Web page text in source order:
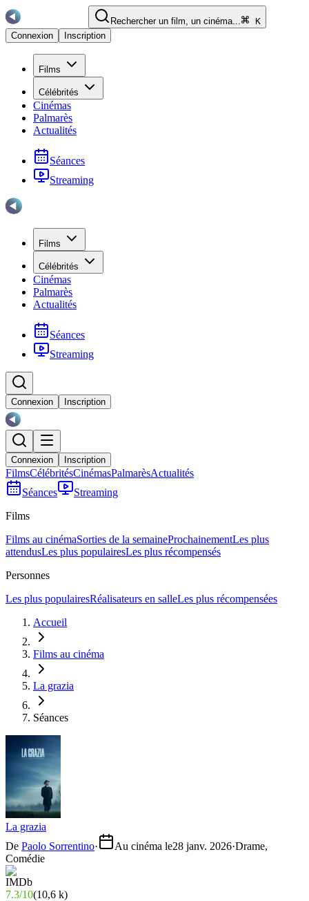
Rechercher un film, un cinéma...
K
Connexion
Inscription
Films
Célébrités
Cinémas
Palmarès
Actualités
Séances
Streaming
Films
Célébrités
Cinémas
Palmarès
Actualités
Séances
Streaming
Connexion Inscription
Connexion Inscription
FilmsCélébritésCinémasPalmarèsActualités
Séances
Streaming
Films
Films au cinémaSorties de la semaineProchainementLes plus
attendusLes plus populairesLes plus récompensés
Personnes
Les plus populairesRéalisateurs en salleLes plus récompensées
Accueil
Films au cinéma
La grazia
Séances
La grazia
De Paolo Sorrentino· Au cinéma le28 janv. 2026·Drame,
Comédie
7.3/10(10,6 k)